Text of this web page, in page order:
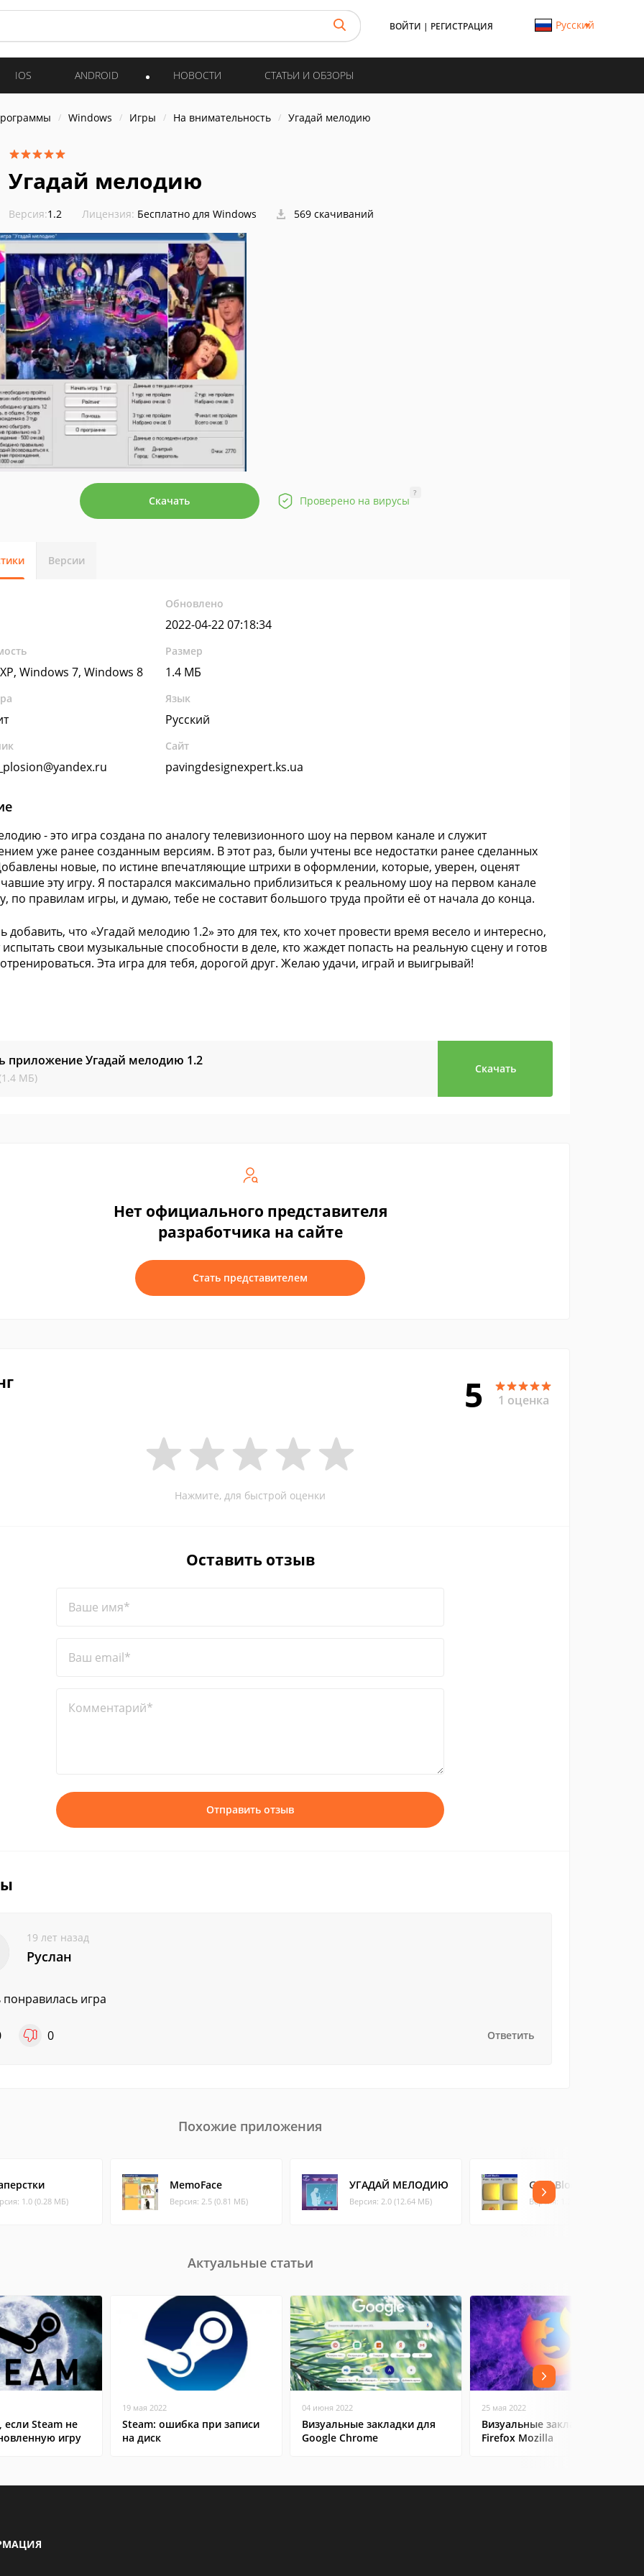
ВОЙТИ | РЕГИСТРАЦИЯ Русский
IOS ANDROID НОВОСТИ СТАТЬИ И ОБЗОРЫ
Windows Игры На внимательность Угадай мелодию
Угадай мелодию
Версия:1.2 Лицензия: Бесплатно для Windows 569 скачиваний
Скачать Проверено на вирусы
?
Версии
Обновлено
2022-04-22 07:18:34
Windows 7, Windows 8
Размер
1.4 МБ
Язык
Русский
Сайт
pavingdesignexpert.ks.ua
- это игра создана по аналогу телевизионного шоу на первом канале и служит
уже ранее созданным версиям. В этот раз, были учтены все недостатки ранее сделанных
новые, по истине впечатляющие штрихи в оформлении, которые, уверен, оценят
эту игру. Я постарался максимально приблизиться к реальному шоу на первом канале
по правилам игры, и думаю, тебе не составит большого труда пройти её от начала до конца.
добавить, что «Угадай мелодию 1.2» это для тех, кто хочет провести время весело и интересно,
испытать свои музыкальные способности в деле, кто жаждет попасть на реальную сцену и готов
Эта игра для тебя, дорогой друг. Желаю удачи, играй и выигрывай!
приложение Угадай мелодию 1.2
МБ)
Скачать
Нет официального представителя
разработчика на сайте
Стать представителем
5 1 оценка
Нажмите, для быстрой оценки
Оставить отзыв
Ваше имя*
Ваш email*
Комментарий*
Отправить отзыв
19 лет назад
Руслан
игра
0 Ответить
Похожие приложения
1.0 (0.28 МБ)
MemoFace
Версия: 2.5 (0.81 МБ)
УГАДАЙ МЕЛОДИЮ
Версия: 2.0 (12.64 МБ)
Gold Blocks
Версия: 1.2 (1.47 МБ)
Актуальные статьи
если Steam не
игру
19 мая 2022
Steam: ошибка при записи
на диск
04 июня 2022
Визуальные закладки для
Google Chrome
25 мая 2022
Визуальные закладки в
Firefox Mozilla